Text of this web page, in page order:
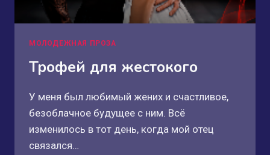
МОЛОДЕЖНАЯ ПРОЗА
Трофей для жестокого
У меня был любимый жених и счастливое,
безоблачное будущее с ним. Всё
изменилось в тот день, когда мой отец
связался…